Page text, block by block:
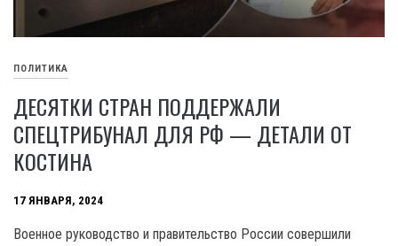
ПОЛИТИКА
ДЕСЯТКИ СТРАН ПОДДЕРЖАЛИ
СПЕЦТРИБУНАЛ ДЛЯ РФ — ДЕТАЛИ ОТ
КОСТИНА
17 ЯНВАРЯ, 2024
Военное руководство и правительство России совершили